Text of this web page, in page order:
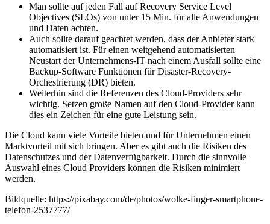
Man sollte auf jeden Fall auf Recovery Service Level
Objectives (SLOs) von unter 15 Min. für alle Anwendungen
und Daten achten.
Auch sollte darauf geachtet werden, dass der Anbieter stark
automatisiert ist. Für einen weitgehend automatisierten
Neustart der Unternehmens-IT nach einem Ausfall sollte eine
Backup-Software Funktionen für Disaster-Recovery-
Orchestrierung (DR) bieten.
Weiterhin sind die Referenzen des Cloud-Providers sehr
wichtig. Setzen große Namen auf den Cloud-Provider kann
dies ein Zeichen für eine gute Leistung sein.
Die Cloud kann viele Vorteile bieten und für Unternehmen einen
Marktvorteil mit sich bringen. Aber es gibt auch die Risiken des
Datenschutzes und der Datenverfügbarkeit. Durch die sinnvolle
Auswahl eines Cloud Providers können die Risiken minimiert
werden.
Bildquelle: https://pixabay.com/de/photos/wolke-finger-smartphone-
telefon-2537777/